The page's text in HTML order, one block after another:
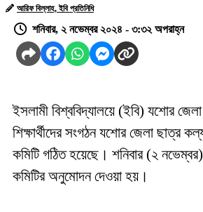
আরিফ বিল্লাহ, ইবি প্রতিনিধি
শনিবার, ২ নভেম্বর ২০২৪ - ৩:৩২ অপরাহ্ন
ইসলামী বিশ্ববিদ্যালয়ে (ইবি) যশোর
শিক্ষার্থীদের সংগঠন যশোর জেলা ছাত্র
কমিটি গঠিত হয়েছে। শনিবার (২
কমিটির অনুমোদন দেওয়া হয়।